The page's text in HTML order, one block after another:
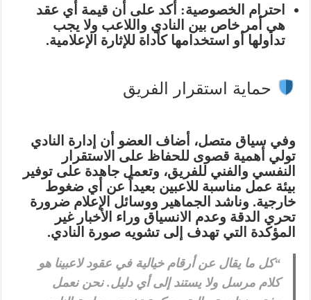
احترام الخصوصية: أكد على أن قيمة أي عقد
هي أمر خاص بين النادي واللاعب ولا يجب
تداولها أو استخدامها كأداة للإثارة الإعلامية.
حماية استقرار الفريق
وفي سياق متصل، أضاف العضو أن إدارة النادي
تولي أهمية قصوى للحفاظ على الاستقرار
النفسي والفني للفريق، وتعمل جاهدة على توفير
بيئة عمل مناسبة للاعبين بعيداً عن أي ضغوط
خارجية. وناشد الجماهير ووسائل الإعلام ضرورة
تحري الدقة وعدم الانسياق وراء الأخبار غير
المؤكدة التي تهدف إلى تشويه صورة النادي.
“كل ما يقال عن أرقام خيالية في عقود لاعبينا هو
كلام مرسل ولا يستند إلى أي دليل. نحن نعمل